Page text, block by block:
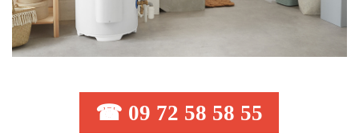
☎ 09 72 58 58 55